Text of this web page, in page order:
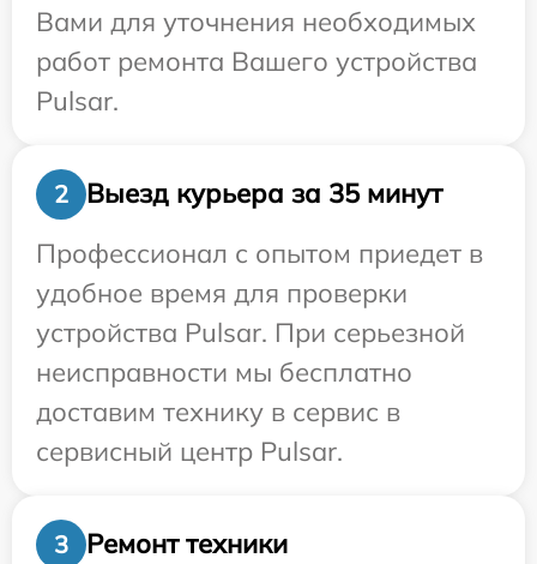
Вами для уточнения необходимых
работ ремонта Вашего устройства
Pulsar.
2
Выезд курьера за 35 минут
Профессионал с опытом приедет в
удобное время для проверки
устройства Pulsar. При серьезной
неисправности мы бесплатно
доставим технику в сервис в
сервисный центр Pulsar.
3 Ремонт техники